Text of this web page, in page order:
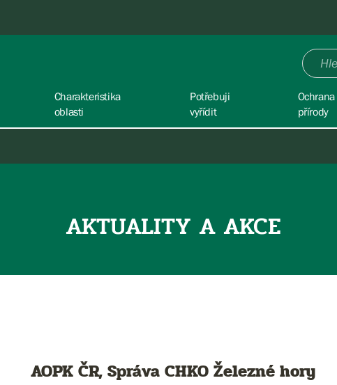
Charakteristika
oblasti
Potřebuji
vyřídit
Ochrana
přírody
AKTUALITY A AKCE
AOPK ČR, Správa CHKO Železné hory